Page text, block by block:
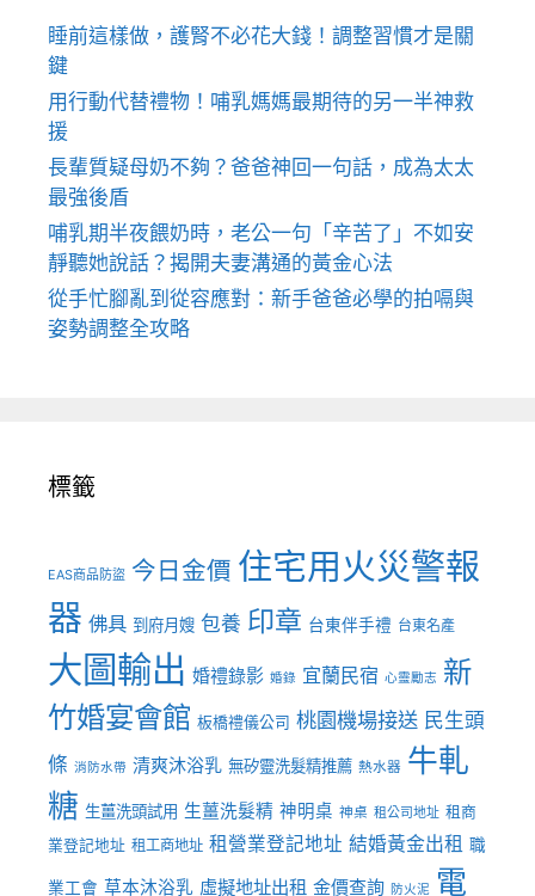
睡前這樣做，護腎不必花大錢！調整習慣才是關
鍵
用行動代替禮物！哺乳媽媽最期待的另一半神救
援
長輩質疑母奶不夠？爸爸神回一句話，成為太太
最強後盾
哺乳期半夜餵奶時，老公一句「辛苦了」不如安
靜聽她說話？揭開夫妻溝通的黃金心法
從手忙腳亂到從容應對：新手爸爸必學的拍嗝與
姿勢調整全攻略
標籤
EAS商品防盜 今日金價 住宅用火災警報
器 佛具 到府月嫂 包養 印章 台東伴手禮 台東名產
大圖輸出 婚禮錄影 婚錄 宜蘭民宿 心靈勵志 新
竹婚宴會館 板橋禮儀公司 桃園機場接送 民生頭
條 消防水帶 清爽沐浴乳 無矽靈洗髮精推薦 熱水器 牛軋
糖 生薑洗頭試用 生薑洗髮精 神明桌 神桌 租公司地址 租商
業登記地址 租工商地址 租營業登記地址 結婚黃金出租 職
業工會 草本沐浴乳 虛擬地址出租 金價查詢 防火泥 電